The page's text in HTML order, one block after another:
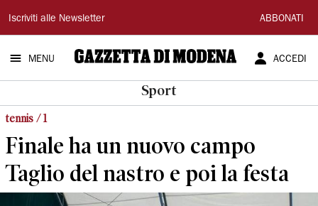
Gazzetta
di
Modena
Iscriviti alle Newsletter ABBONATI
MENU ACCEDI
Sport
tennis / 1
Finale ha un nuovo campo
Taglio del nastro e poi la festa